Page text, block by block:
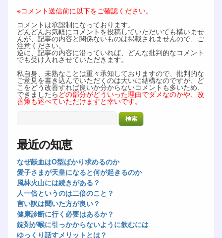
※コメント送信前に以下をご確認ください。
コメントは承認制になっております。
どんどんお気軽にコメントを投稿していただいても構いませ
んが、記事の内容と関係ないものは掲載されませんので、ご
注意ください。
逆に、記事の内容に沿っていれば、どんな批判的なコメント
でも受け入れさせていただきます。
私自身、未熟なことは重々承知しておりますので、批判的な
ご意見を書き込んでいただくのは大いに結構なのですが、ど
こをどう改善すれば良いか分からないコメントも多いため、
できましたら どの部分がどういった理由でダメなのかや、改
善策も述べていただけますと幸いです。
最近の知恵
なぜ献血はO型ばかり求めるのか
愛子さまが天皇になると何が起きるのか
風林火山には続きがある？
人一倍というのは二倍のこと？
言い訳は聞いた方が良い？
健康診断に行く必要はあるか？
錠剤が喉に引っかからないように飲むには
ゆっくり話すメリットとは？